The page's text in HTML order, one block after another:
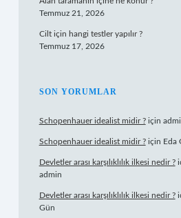
Temmuz 21, 2026
Cilt için hangi testler yapılır ?
Temmuz 17, 2026
SON YORUMLAR
Schopenhauer idealist midir ?için
Schopenhauer idealist midir ?için Eda
Devletler arası karşılıklılık ilkesi nedir ?
admin
Devletler arası karşılıklılık ilkesi nedir ?
Gün